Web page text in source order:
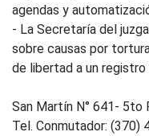
agendas y
- La Secretaría del
sobre causas por
de libertad a un registro
San Martín N° 641- 5to
Tel. Conmutador: (370)